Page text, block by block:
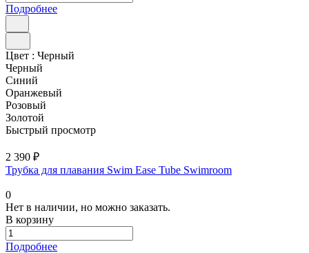
Подробнее
Цвет : Черный
Черный
Синий
Оранжевый
Розовый
Золотой
Быстрый просмотр
2 390 ₽
Трубка для плавания Swim Ease Tube Swimroom
0
Нет в наличии, но можно заказать.
В корзину
Подробнее